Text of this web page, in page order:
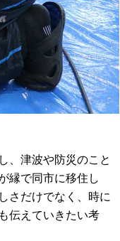
、津波や防災のこと
縁で同市に移住し
さだけでなく、時に
伝えていきたい考